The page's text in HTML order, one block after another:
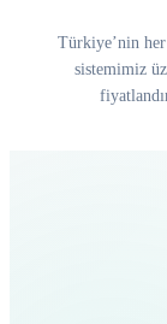
Türkiye’nin
sistemimiz